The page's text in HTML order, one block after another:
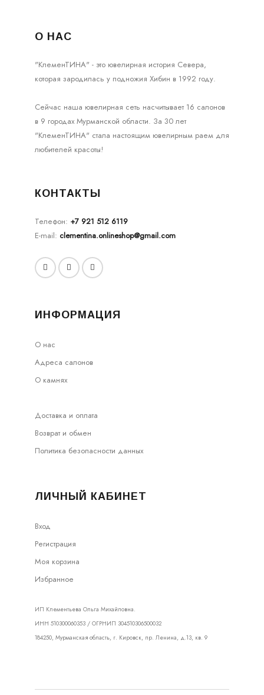
О НАС
"КлеменТИНА" - это ювелирная история Севера,
которая зародилась у подножия Хибин в 1992 году.
Сейчас наша ювелирная сеть насчитывает 16 салонов
в 9 городах Мурманской области. За 30 лет
"КлеменТИНА" стала настоящим ювелирным раем для
любителей красоты!
КОНТАКТЫ
Телефон: +7 921 512 6119
E-mail: clementina.onlineshop@gmail.com
ИНФОРМАЦИЯ
О нас
Адреса салонов
О камнях
Доставка и оплата
Возврат и обмен
Политика безопасности данных
ЛИЧНЫЙ КАБИНЕТ
Вход
Регистрация
Моя корзина
Избранное
ИП Клементьева Ольга Михайловна.
ИНН 510300060353 / ОГРНИП 304510306500032
184250, Мурманская область, г. Кировск, пр. Ленина, д.13, кв. 9